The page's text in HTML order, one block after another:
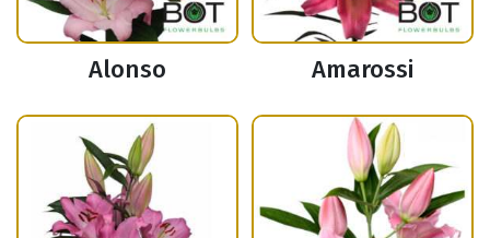
Alonso Amarossi